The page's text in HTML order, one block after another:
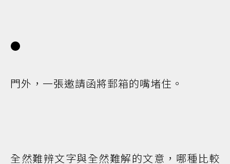
●
門外，一張邀請函將郵箱的嘴堵住。
全然難辨文字與全然難解的文意，哪種比較